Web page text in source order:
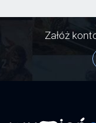
Załóż